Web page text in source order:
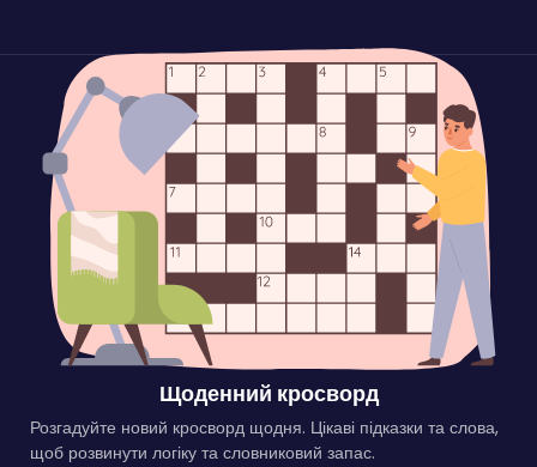
Щоденний кросворд
Розгадуйте новий кросворд щодня. Цікаві підказки та слова,
щоб розвинути логіку та словниковий запас.